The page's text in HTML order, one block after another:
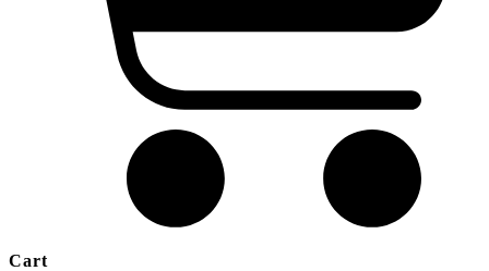
Cart